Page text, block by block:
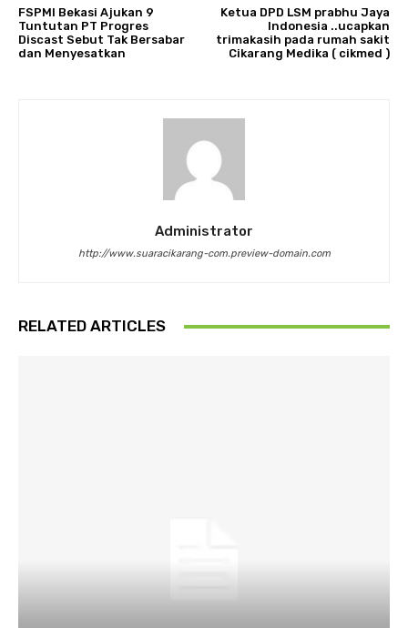
FSPMI Bekasi Ajukan 9
Tuntutan PT Progres
Discast Sebut Tak Bersabar
dan Menyesatkan
Ketua DPD LSM prabhu Jaya
Indonesia ..ucapkan
trimakasih pada rumah sakit
Cikarang Medika ( cikmed )
Administrator
http://www.suaracikarang-com.preview-domain.com
RELATED ARTICLES